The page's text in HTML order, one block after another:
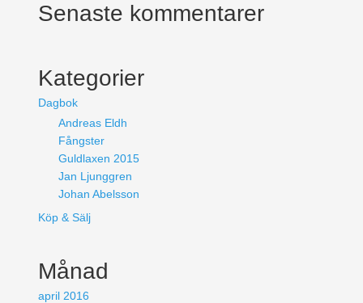
Senaste kommentarer
Kategorier
Dagbok
Andreas Eldh
Fångster
Guldlaxen 2015
Jan Ljunggren
Johan Abelsson
Köp & Sälj
Månad
april 2016